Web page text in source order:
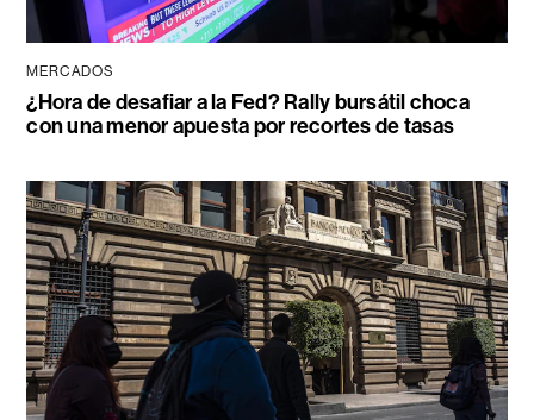
MERCADOS
¿Hora de desafiar a la Fed? Rally bursátil choca
con una menor apuesta por recortes de tasas